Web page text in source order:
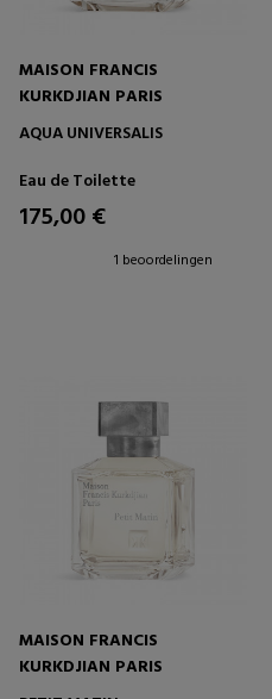
MAISON FRANCIS
KURKDJIAN PARIS
AQUA UNIVERSALIS
Eau de Toilette
175,00 €
1 beoordelingen
MAISON FRANCIS
KURKDJIAN PARIS